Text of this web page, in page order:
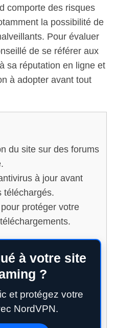
comporte des risques
la possibilité de
Pour évaluer
de se référer aux
sa réputation en ligne et
à adopter avant tout
du site sur des forums
à jour avant
téléchargés.
protéger votre
à votre site
?
et protégez votre
NordVPN.